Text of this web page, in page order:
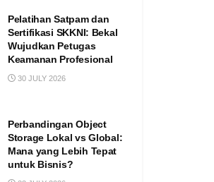
Pelatihan Satpam dan
Sertifikasi SKKNI: Bekal
Wujudkan Petugas
Keamanan Profesional
30 JULY 2026
Perbandingan Object
Storage Lokal vs Global:
Mana yang Lebih Tepat
untuk Bisnis?